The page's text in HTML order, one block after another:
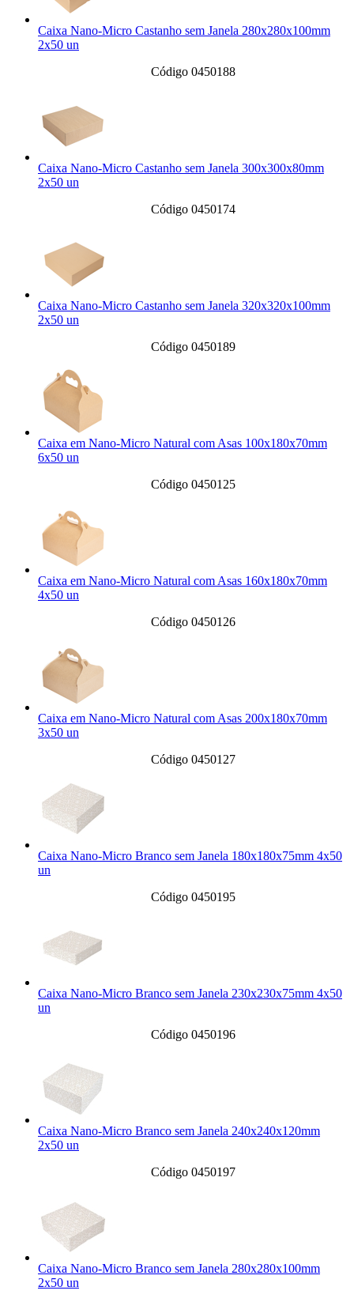
Caixa Nano-Micro Castanho sem Janela 280x280x100mm
2x50 un
Código 0450188
Caixa Nano-Micro Castanho sem Janela 300x300x80mm
2x50 un
Código 0450174
Caixa Nano-Micro Castanho sem Janela 320x320x100mm
2x50 un
Código 0450189
Caixa em Nano-Micro Natural com Asas 100x180x70mm
6x50 un
Código 0450125
Caixa em Nano-Micro Natural com Asas 160x180x70mm
4x50 un
Código 0450126
Caixa em Nano-Micro Natural com Asas 200x180x70mm
3x50 un
Código 0450127
Caixa Nano-Micro Branco sem Janela 180x180x75mm 4x50
un
Código 0450195
Caixa Nano-Micro Branco sem Janela 230x230x75mm 4x50
un
Código 0450196
Caixa Nano-Micro Branco sem Janela 240x240x120mm
2x50 un
Código 0450197
Caixa Nano-Micro Branco sem Janela 280x280x100mm
2x50 un